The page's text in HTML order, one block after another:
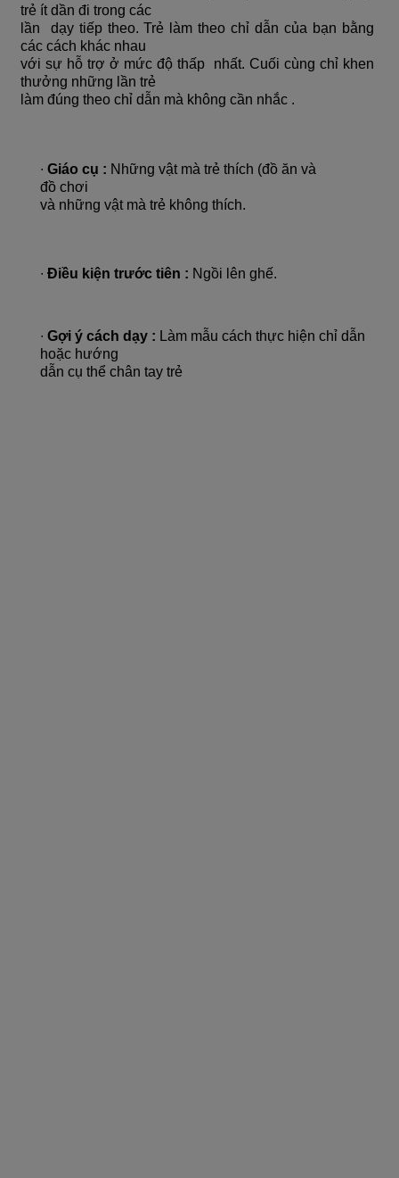
trẻ ít dần đi trong các
lần dạy tiếp theo. Trẻ làm theo chỉ dẫn của bạn bằng
các cách khác nhau
với sự hỗ trợ ở mức độ thấp nhất. Cuối cùng chỉ khen
thưởng những lần trẻ
làm đúng theo chỉ dẫn mà không cần nhắc .
∙ Giáo cụ : Những vật mà trẻ thích (đồ ăn và
đồ chơi
và những vật mà trẻ không thích.
∙ Điều kiện trước tiên : Ngồi lên ghế.
∙ Gợi ý cách dạy : Làm mẫu cách thực hiện chỉ dẫn
hoặc hướng
dẫn cụ thể chân tay trẻ